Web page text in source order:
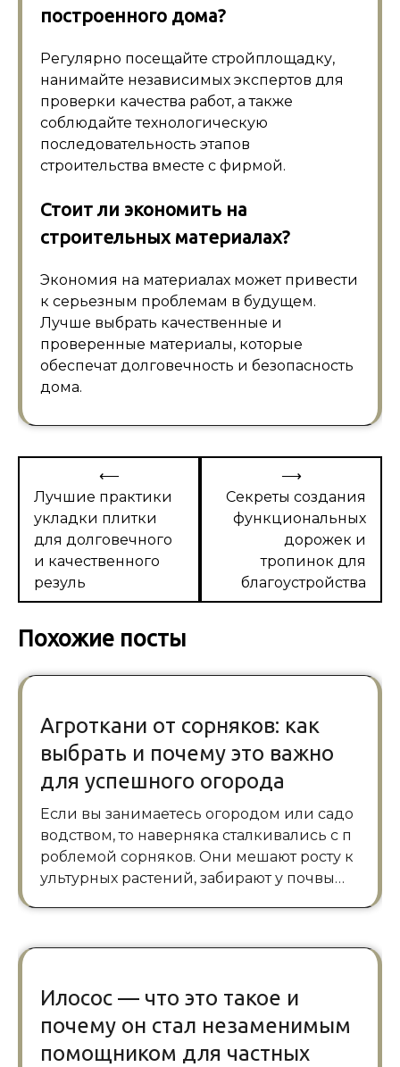
построенного дома?
Регулярно посещайте стройплощадку,
нанимайте независимых экспертов для
проверки качества работ, а также
соблюдайте технологическую
последовательность этапов
строительства вместе с фирмой.
Стоит ли экономить на
строительных материалах?
Экономия на материалах может привести
к серьезным проблемам в будущем.
Лучше выбрать качественные и
проверенные материалы, которые
обеспечат долговечность и безопасность
дома.
Навигация
по
записям
⟵
Лучшие практики
укладки плитки
для долговечного
и качественного
резуль
Секреты создания
функциональных
дорожек и
тропинок для
благоустройства
⟶
Похожие посты
Агроткани от сорняков: как
выбрать и почему это важно
для успешного огорода
Если вы занимаетесь огородом или садо
водством, то наверняка сталкивались с п
роблемой сорняков. Они мешают росту к
ультурных растений, забирают у почвы…
Илосос — что это такое и
почему он стал незаменимым
помощником для частных